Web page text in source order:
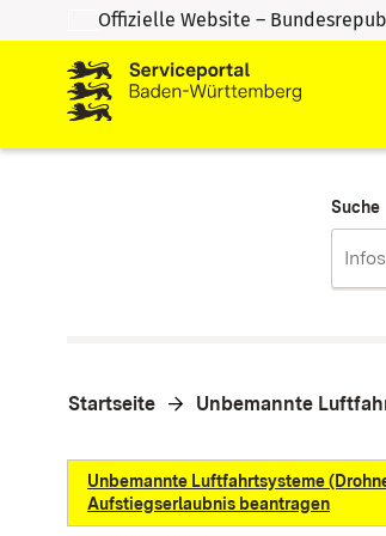
Zum Inhalt springen
Zur Suche springen
Offizielle Website –
Suche
Startseite Unbemannte
Unbemannte Luftfahrtsysteme
Aufstiegserlaubnis beantragen